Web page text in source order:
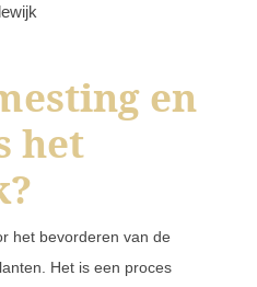
en
het
het bevorderen van de
Het is een proces